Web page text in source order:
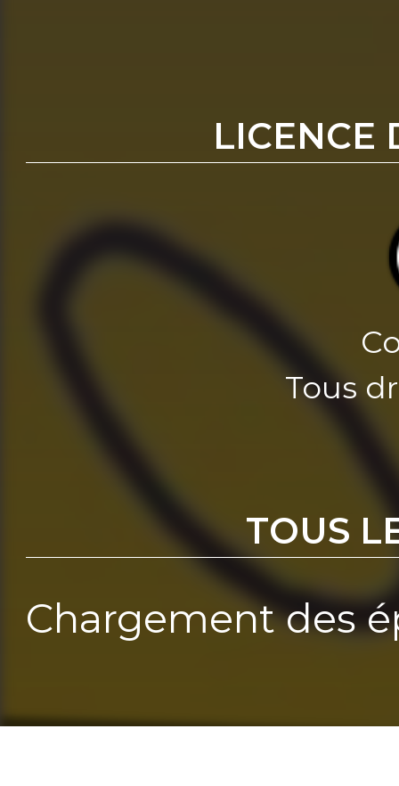
LICENCE
Tous
TOUS
Chargement des